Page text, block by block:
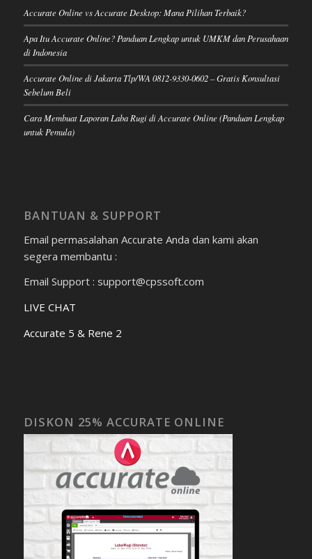
Accurate Online vs Accurate Desktop: Mana Pilihan Terbaik?
Apa Itu Accurate Online? Panduan Lengkap untuk UMKM dan Perusahaan
di Indonesia
Accurate Online di Jakarta Tlp/WA 0812-9330-0602 – Gratis Konsultasi
Sebelum Beli
Cara Membuat Laporan Laba Rugi di Accurate Online (Panduan Lengkap
untuk Pemula)
BANTUAN & SUPPORT
Email permasalahan Accurate Anda dan kami akan
segera membantu :
Email Support : support@cpssoft.com
LIVE CHAT
Accurate 5 & Rene 2
DISKON 25% ACCURATE ONLINE